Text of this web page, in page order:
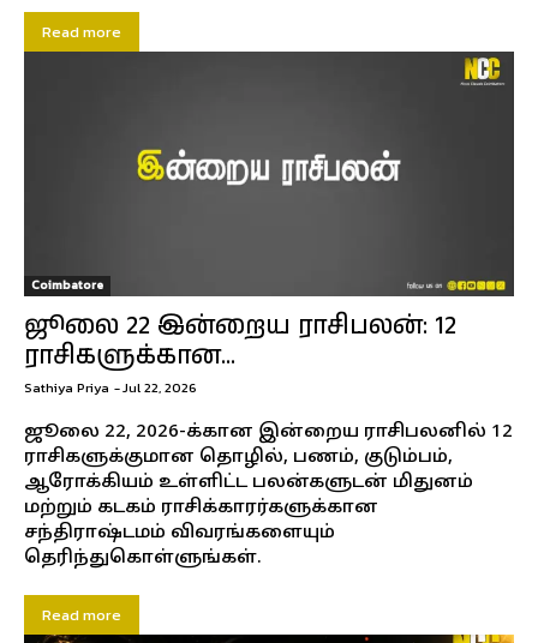
Read more
Coimbatore
ஜூலை 22 இன்றைய ராசிபலன்: 12
ராசிகளுக்கான...
Sathiya Priya -Jul 22, 2026
ஜூலை 22, 2026-க்கான இன்றைய ராசிபலனில் 12
ராசிகளுக்குமான தொழில், பணம், குடும்பம்,
ஆரோக்கியம் உள்ளிட்ட பலன்களுடன் மிதுனம்
மற்றும் கடகம் ராசிக்காரர்களுக்கான
சந்திராஷ்டமம் விவரங்களையும்
தெரிந்துகொள்ளுங்கள்.
Read more